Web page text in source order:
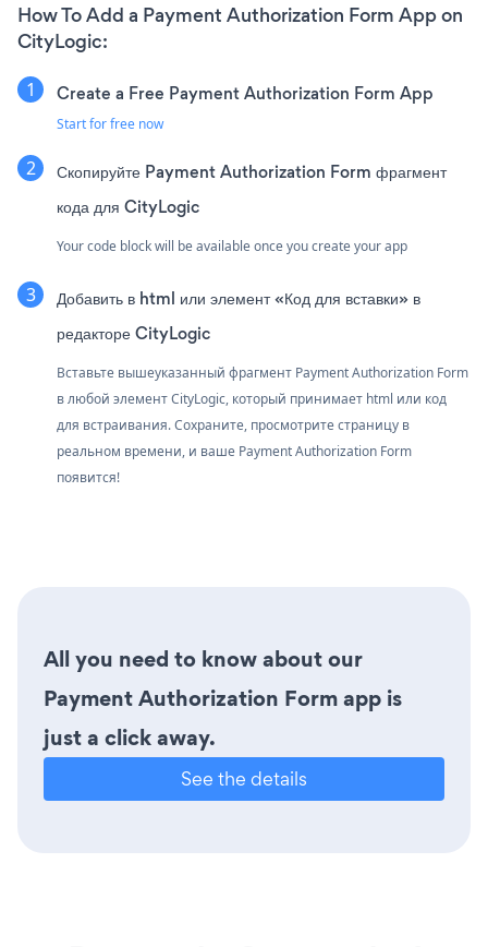
How To Add a Payment Authorization Form App on
CityLogic:
Create a Free Payment Authorization Form App
Start for free now
Скопируйте Payment Authorization Form фрагмент
кода для CityLogic
Your code block will be available once you create your app
Добавить в html или элемент «Код для вставки» в
редакторе CityLogic
Вставьте вышеуказанный фрагмент Payment Authorization Form
в любой элемент CityLogic, который принимает html или код
для встраивания. Сохраните, просмотрите страницу в
реальном времени, и ваше Payment Authorization Form
появится!
All you need to know about our
Payment Authorization Form app is
just a click away.
See the details